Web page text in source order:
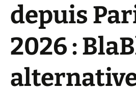
depuis
2026 :